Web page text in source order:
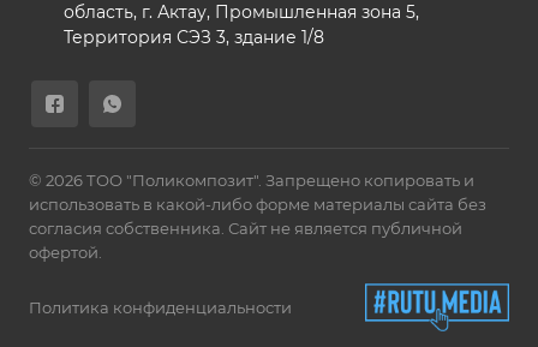
область, г. Актау, Промышленная зона 5,
Территория СЭЗ 3, здание 1/8
© 2026 ТОО "Поликомпозит". Запрещено копировать и
использовать в какой-либо форме материалы сайта без
согласия собственника. Сайт не является публичной
офертой.
Политика конфиденциальности